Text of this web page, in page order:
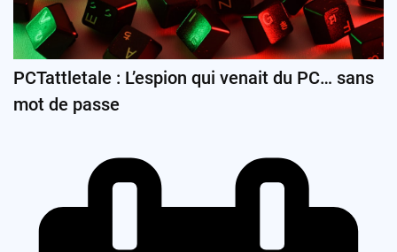
PCTattletale : L’espion qui venait du PC… sans
mot de passe